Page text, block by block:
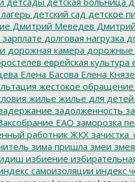
детский сад детское
Дмитрий Меведев
долговая нагрузка
дорожная камера дорожные
еврейская культура
Елена Басова Елена
жестокое
жилье жилье для
задолженность
ЕАО заморозка
работник ЖКХ
зима пришла змеи змея
избиение
самоизоляции индекс